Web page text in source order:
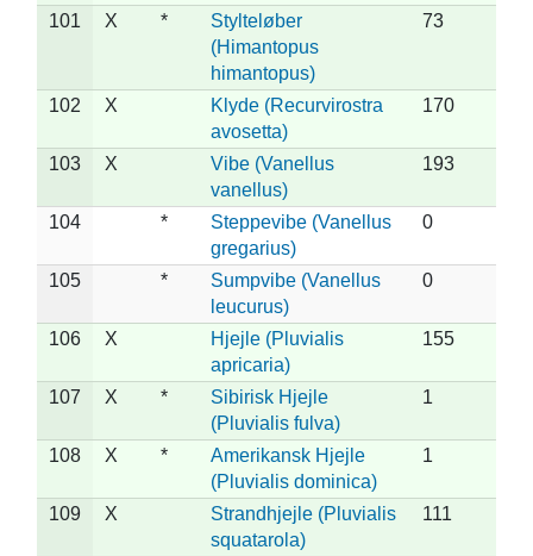
101 X *
Stylteløber
(Himantopus
himantopus)
73
102 X
Klyde (Recurvirostra
avosetta)
170
103 X
Vibe (Vanellus
vanellus)
193
104 *
Steppevibe (Vanellus
gregarius)
0
105 *
Sumpvibe (Vanellus
leucurus)
0
106 X
Hjejle (Pluvialis
apricaria)
155
107 X *
Sibirisk Hjejle
(Pluvialis fulva)
1
108 X *
Amerikansk Hjejle
(Pluvialis dominica)
1
109 X
Strandhjejle (Pluvialis
squatarola)
111